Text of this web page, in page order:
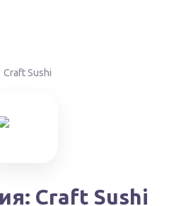
Craft Sushi
Craft Sushi